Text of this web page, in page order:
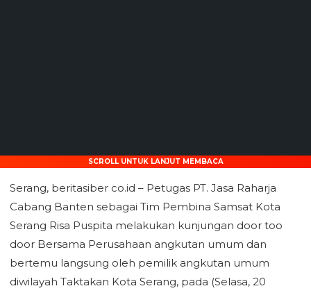
SCROLL UNTUK LANJUT MEMBACA
Serang, beritasiber co.id – Petugas PT. Jasa Raharja
Cabang Banten sebagai Tim Pembina Samsat Kota
Serang Risa Puspita melakukan kunjungan door too
door Bersama Perusahaan angkutan umum dan
bertemu langsung oleh pemilik angkutan umum
diwilayah Taktakan Kota Serang, pada (Selasa, 20